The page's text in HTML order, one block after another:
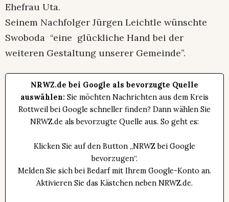
Ehefrau Uta.
Seinem Nachfolger Jürgen Leichtle wünschte
Swoboda “eine glückliche Hand bei der
weiteren Gestaltung unserer Gemeinde”.
NRWZ.de bei Google als bevorzugte Quelle
auswählen: Sie möchten Nachrichten aus dem Kreis
Rottweil bei Google schneller finden? Dann wählen Sie
NRWZ.de als bevorzugte Quelle aus. So geht es:
Klicken Sie auf den Button „NRWZ bei Google
bevorzugen“.
Melden Sie sich bei Bedarf mit Ihrem Google-Konto an.
Aktivieren Sie das Kästchen neben NRWZ.de.